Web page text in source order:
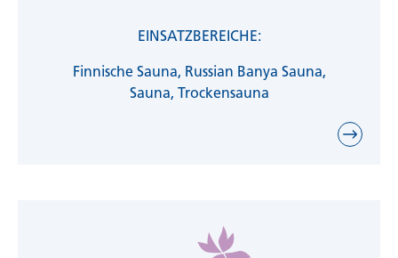
EINSATZBEREICHE:
Finnische Sauna, Russian Banya Sauna,
Sauna, Trockensauna